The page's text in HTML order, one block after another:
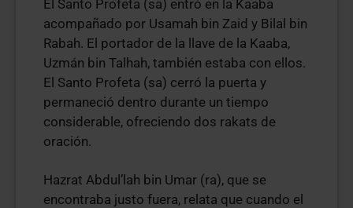
El Santo Profeta (sa) entró en la Kaaba
acompañado por Usamah bin Zaid y Bilal bin
Rabah. El portador de la llave de la Kaaba,
Uzmán bin Talhah, también estaba con ellos.
El Santo Profeta (sa) cerró la puerta y
permaneció dentro durante un tiempo
considerable, ofreciendo dos rakats de
oración.
Hazrat Abdul’lah bin Umar (ra), que se
encontraba justo fuera, relata que cuando el